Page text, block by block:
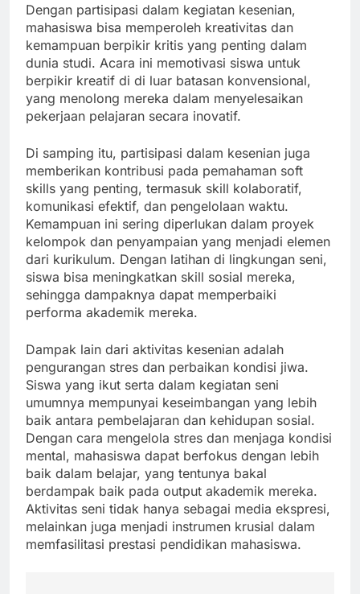
Dengan partisipasi dalam kegiatan kesenian,
mahasiswa bisa memperoleh kreativitas dan
kemampuan berpikir kritis yang penting dalam
dunia studi. Acara ini memotivasi siswa untuk
berpikir kreatif di di luar batasan konvensional,
yang menolong mereka dalam menyelesaikan
pekerjaan pelajaran secara inovatif.
Di samping itu, partisipasi dalam kesenian juga
memberikan kontribusi pada pemahaman soft
skills yang penting, termasuk skill kolaboratif,
komunikasi efektif, dan pengelolaan waktu.
Kemampuan ini sering diperlukan dalam proyek
kelompok dan penyampaian yang menjadi elemen
dari kurikulum. Dengan latihan di lingkungan seni,
siswa bisa meningkatkan skill sosial mereka,
sehingga dampaknya dapat memperbaiki
performa akademik mereka.
Dampak lain dari aktivitas kesenian adalah
pengurangan stres dan perbaikan kondisi jiwa.
Siswa yang ikut serta dalam kegiatan seni
umumnya mempunyai keseimbangan yang lebih
baik antara pembelajaran dan kehidupan sosial.
Dengan cara mengelola stres dan menjaga kondisi
mental, mahasiswa dapat berfokus dengan lebih
baik dalam belajar, yang tentunya bakal
berdampak baik pada output akademik mereka.
Aktivitas seni tidak hanya sebagai media ekspresi,
melainkan juga menjadi instrumen krusial dalam
memfasilitasi prestasi pendidikan mahasiswa.